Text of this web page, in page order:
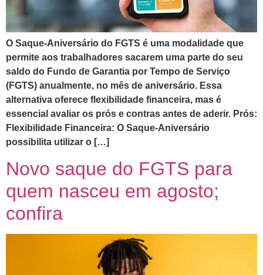
O Saque-Aniversário do FGTS é uma modalidade que
permite aos trabalhadores sacarem uma parte do seu
saldo do Fundo de Garantia por Tempo de Serviço
(FGTS) anualmente, no mês de aniversário. Essa
alternativa oferece flexibilidade financeira, mas é
essencial avaliar os prós e contras antes de aderir. Prós:
Flexibilidade Financeira: O Saque-Aniversário
possibilita utilizar o […]
Novo saque do FGTS para
quem nasceu em agosto;
confira